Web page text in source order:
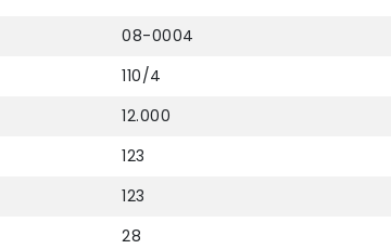
08-0004
110/4
12.000
123
123
28